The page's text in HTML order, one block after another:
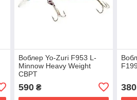
Воблер Yo-Zuri F953 L-
Minnow Heavy Weight
CBPT
590₴ 380